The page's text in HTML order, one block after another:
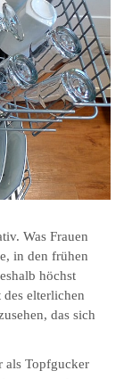
Was Frauen
in den frühen
höchst
elterlichen
das sich
als Topfgucker